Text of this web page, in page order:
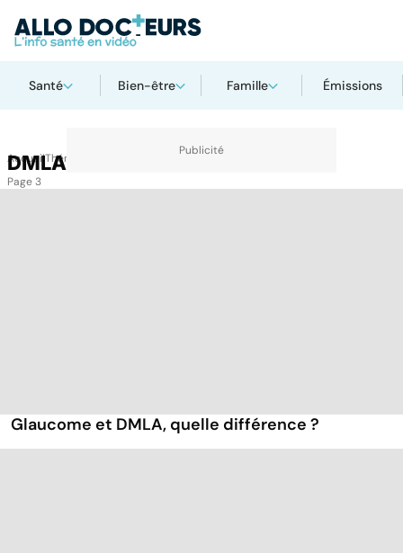
Santé Bien-être Famille Émissions
AccueilThématiques
DMLA
Page 3
Glaucome et DMLA, quelle différence ?